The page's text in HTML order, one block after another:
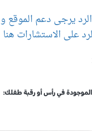
يرجى دعم الموقع و
على الاستشارات هنا
الموجودة في رأس أو رقبة طفلك: